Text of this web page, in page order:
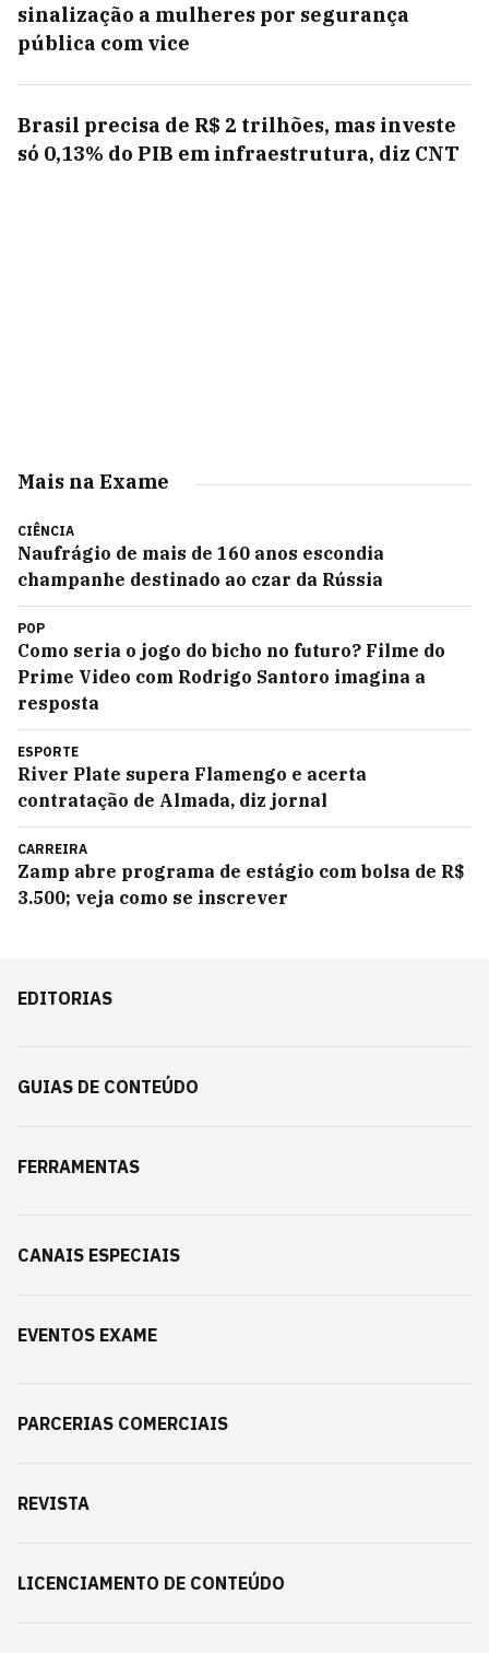
sinalização a mulheres por segurança
pública com vice
Brasil precisa de R$ 2 trilhões, mas investe
só 0,13% do PIB em infraestrutura, diz CNT
Mais na Exame
CIÊNCIA
Naufrágio de mais de 160 anos escondia
champanhe destinado ao czar da Rússia
POP
Como seria o jogo do bicho no futuro? Filme do
Prime Video com Rodrigo Santoro imagina a
resposta
ESPORTE
River Plate supera Flamengo e acerta
contratação de Almada, diz jornal
CARREIRA
Zamp abre programa de estágio com bolsa de R$
3.500; veja como se inscrever
EDITORIAS
GUIAS DE CONTEÚDO
FERRAMENTAS
CANAIS ESPECIAIS
EVENTOS EXAME
PARCERIAS COMERCIAIS
REVISTA
LICENCIAMENTO DE CONTEÚDO